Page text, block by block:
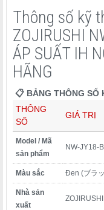
Nồi cơm điện áp
dòng "Kiwame Daki"
dòng nồi cơm áp suất
nội địa Nhật Bản, phát
Nhật Bản. Đây là
tương đương lượng
quen nấu một lần, chia
TạijapanshopTHT.vn
Bản uy tín hơn 10
được khách hàng
Nhật, bởi một lý do rất
quảng cáo, không
nghệ áp suất và
nghiệm qua nhiều năm.
Thông số kỹ
ZOJIRUSHI
ÁP SUẤT IH
HÃNG
📋 BẢNG THÔNG SỐ
THÔNG
SỐ
GIÁ TRỊ
Model / Mã
sản phẩm
NW-JY18-
Màu sắc Đen (ブラ
Nhà sản
xuất